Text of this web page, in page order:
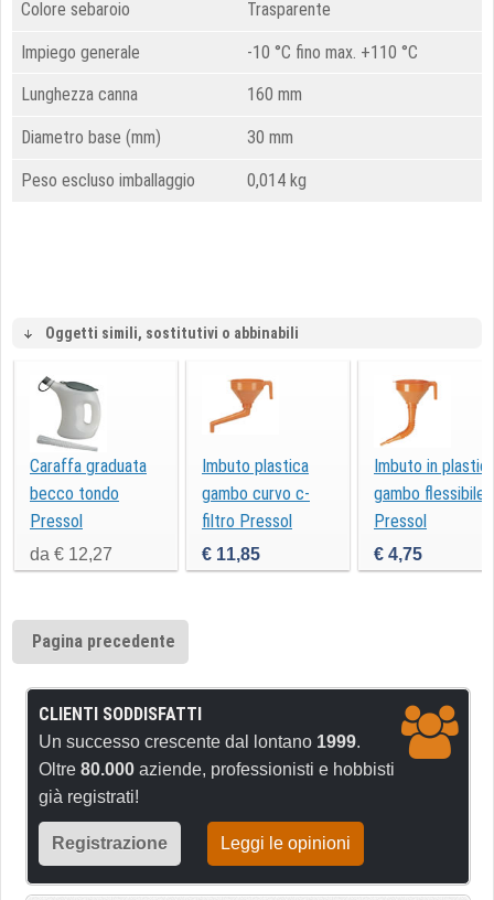
Colore sebaroio Trasparente
Impiego generale
-10 °C fino max. +110 °C
Lunghezza canna
160 mm
Diametro base (mm) 30 mm
Peso escluso imballaggio 0,014 kg
Oggetti simili, sostitutivi o abbinabili
Caraffa graduata
becco tondo
Pressol
da € 12,27
Imbuto plastica
gambo curvo c-
filtro Pressol
€ 11,85
Imbuto in
gambo flessibile
Pressol
€ 4,75
Pagina precedente
CLIENTI SODDISFATTI
Un successo crescente dal lontano 1999.
Oltre 80.000 aziende, professionisti e hobbisti
già registrati!
Registrazione Leggi le opinioni